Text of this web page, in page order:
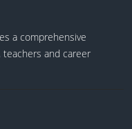
a comprehensive
and career